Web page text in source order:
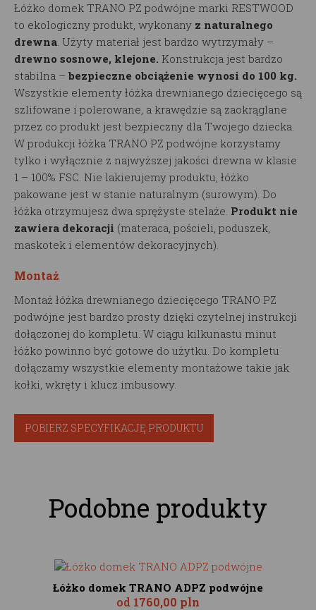
Łóżko domek TRANO PZ podwójne marki RESTWOOD
to ekologiczny produkt, wykonany z naturalnego
drewna. Użyty materiał jest bardzo wytrzymały –
drewno sosnowe, klejone. Konstrukcja jest bardzo
stabilna – bezpieczne obciążenie wynosi do 100 kg.
Wszystkie elementy łóżka drewnianego dziecięcego są
szlifowane i polerowane, a krawędzie są zaokrąglane
przez co produkt jest bezpieczny dla Twojego dziecka.
W produkcji łóżka TRANO PZ podwójne korzystamy
tylko i wyłącznie z najwyższej jakości drewna w klasie
1 – 100% FSC. Nie lakierujemy produktu, łóżko
pakowane jest w stanie naturalnym (surowym). Do
łóżka otrzymujesz dwa sprężyste stelaże. Produkt nie
zawiera dekoracji (materaca, pościeli, poduszek,
maskotek i elementów dekoracyjnych).
Montaż
Montaż łóżka drewnianego dziecięcego TRANO PZ
podwójne jest bardzo prosty dzięki czytelnej instrukcji
dołączonej do kompletu. W ciągu kilkunastu minut
łóżko powinno być gotowe do użytku. Do kompletu
dołączamy wszystkie elementy montażowe takie jak
kołki, wkręty i klucz imbusowy.
POBIERZ SPECYFIKACJĘ PRODUKTU
Podobne produkty
Łóżko domek TRANO ADPZ podwójne
od 1760,00 pln